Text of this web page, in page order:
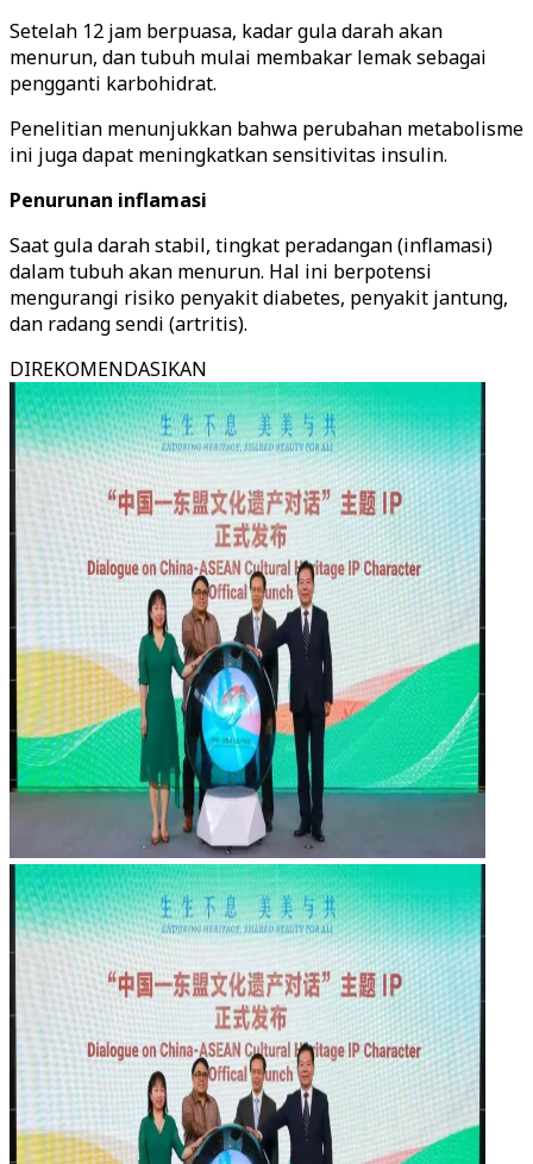
Setelah 12 jam berpuasa, kadar gula darah akan
menurun, dan tubuh mulai membakar lemak sebagai
pengganti karbohidrat.
Penelitian menunjukkan bahwa perubahan metabolisme
ini juga dapat meningkatkan sensitivitas insulin.
Penurunan inflamasi
Saat gula darah stabil, tingkat peradangan (inflamasi)
dalam tubuh akan menurun. Hal ini berpotensi
mengurangi risiko penyakit diabetes, penyakit jantung,
dan radang sendi (artritis).
DIREKOMENDASIKAN